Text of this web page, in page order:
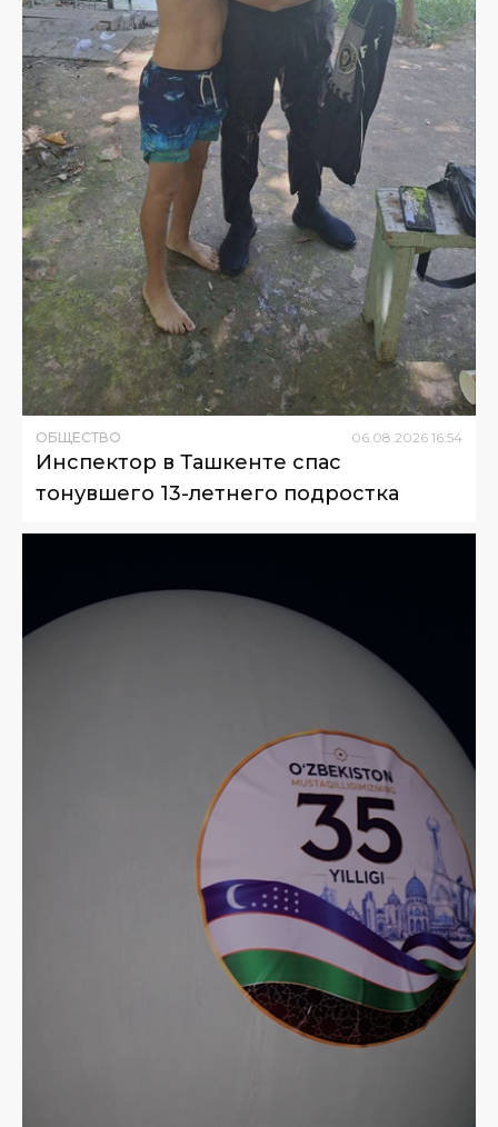
ОБЩЕСТВО 06.08.2026 16:54
Инспектор в Ташкенте спас
тонувшего 13-летнего подростка